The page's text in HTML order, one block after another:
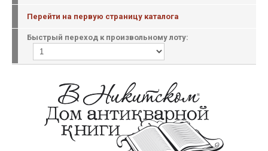
Перейти на первую страницу каталога
Быстрый переход к произвольному лоту: